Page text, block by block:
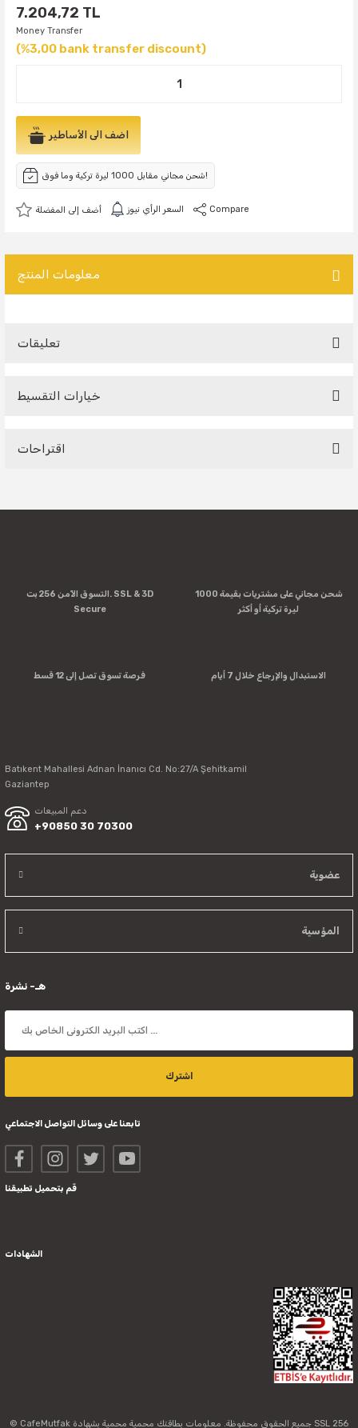
7.204,72 TL
Money Transfer
(%3,00 bank transfer discount)
اضف الى الأساطير
شحن مجاني مقابل 1000 ليرة تركية وما فوق!
السعر الرأي نيوز Compare
معلومات المنتج
تعليقات
خيارات التقسيط
اقتراحات
product's price, image, description, or any other insufficient
Missing information in the product description.
There should be other alternatives to this product.
Send
التسوق الآمن 256 بت. SSL & 3D
Secure
شحن مجاني على مشتريات بقيمة 1000
ليرة تركية أو أكثر
فرصة تسوق تصل إلى 12 قسط الاستبدال والإرجاع خلال 7 أيام
Batıkent Mahallesi Adnan İnanıcı Cd. No:27/A Şehitkamil
Gaziantep
دعم المبيعات
+90850 30 70300
عضوية
المؤسية
هـ- نشرة
اشترك
تابعنا على وسائل التواصل الاجتماعي
قم بتحميل تطبيقنا
الشهادات
© CafeMutfak جميع الحقوق محفوظة. معلومات بطاقتك محمية محمية بشهادة SSL 256